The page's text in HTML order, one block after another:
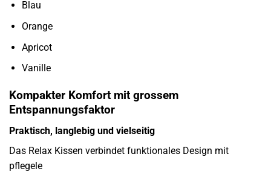
Blau
Orange
Apricot
Vanille
Kompakter Komfort mit grossem
Entspannungsfaktor
Praktisch, langlebig und vielseitig
Das Relax Kissen verbindet funktionales Design mit
pflegele